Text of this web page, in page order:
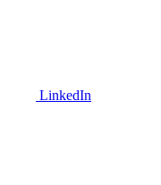
LinkedIn